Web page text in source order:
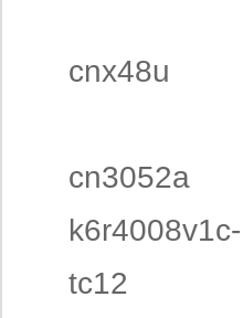
cnx48u
cn3052a
k6r4008v1c-
tc12